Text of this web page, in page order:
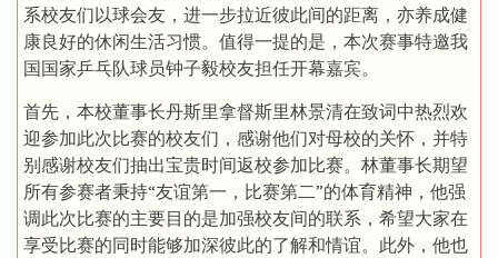
系校友们以球会友，进一步拉近彼此间的距离，亦养成健
康良好的休闲生活习惯。值得一提的是，本次赛事特邀我
国国家乒乓队球员钟子毅校友担任开幕嘉宾。
首先，本校董事长丹斯里拿督斯里林景清在致词中热烈欢
迎参加此次比赛的校友们，感谢他们对母校的关怀，并特
别感谢校友们抽出宝贵时间返校参加比赛。林董事长期望
所有参赛者秉持“友谊第一，比赛第二”的体育精神，他强
调此次比赛的主要目的是加强校友间的联系，希望大家在
享受比赛的同时能够加深彼此的了解和情谊。此外，他也